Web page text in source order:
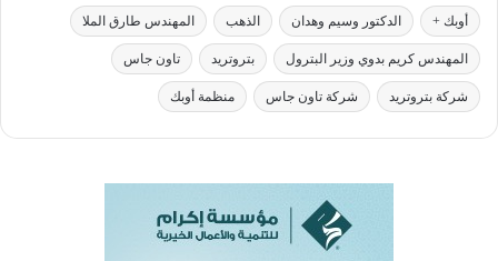
أوبك + الدكتور وسيم وهدان الذهب المهندس طارق الملا
المهندس كريم بدوي وزير البترول بتروتريد تاون جاس
شركة بتروتريد شركة تاون جاس منظمة أوبك